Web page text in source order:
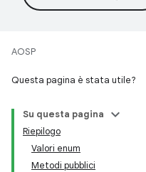
AOSP
Questa pagina è stata utile?
Su questa pagina
Riepilogo
Valori enum
Metodi pubblici